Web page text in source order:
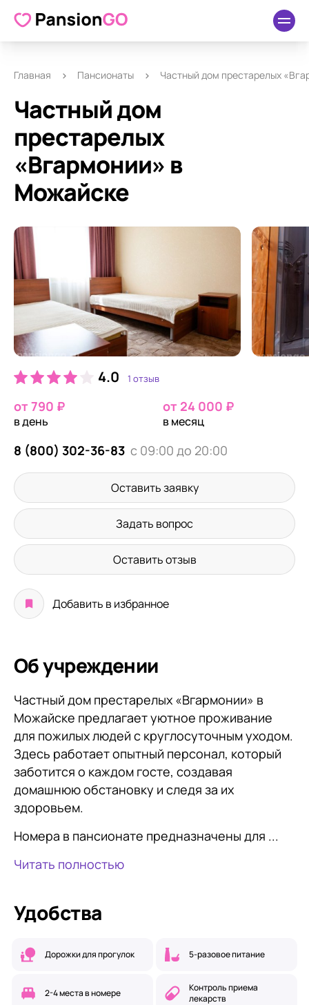
О пансионате Удобства Отзывы
Главная Пансионаты Частный дом престарелых
Частный дом
престарелых
«Вгармонии» в
Можайске
4.0 1 отзыв
от 790 ₽
в день
от 24 000 ₽
в месяц
8 (800) 302-36-83 с 09:00 до 20:00
Оставить заявку
Задать вопрос
Оставить отзыв
Добавить в избранное
Об учреждении
Частный дом престарелых «Вгармонии» в
Можайске предлагает уютное проживание
для пожилых людей с круглосуточным уходом.
Здесь работает опытный персонал, который
заботится о каждом госте, создавая
домашнюю обстановку и следя за их
здоровьем.
Номера в пансионате предназначены для ...
Читать полностью
Удобства
Дорожки для прогулок 5-разовое питание
2-4 места в номере
Контроль приема
лекарств